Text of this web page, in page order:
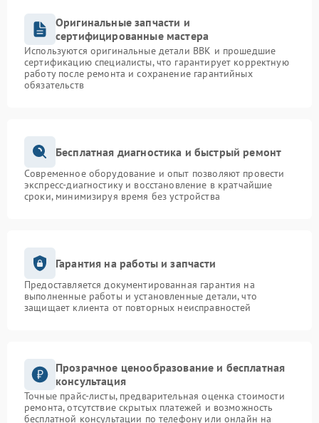
Оригинальные запчасти и
сертифицированные мастера
Используются оригинальные детали BBK и прошедшие
сертификацию специалисты, что гарантирует корректную
работу после ремонта и сохранение гарантийных
обязательств
Бесплатная диагностика и быстрый ремонт
Современное оборудование и опыт позволяют провести
экспресс-диагностику и восстановление в кратчайшие
сроки, минимизируя время без устройства
Гарантия на работы и запчасти
Предоставляется документированная гарантия на
выполненные работы и установленные детали, что
защищает клиента от повторных неисправностей
Прозрачное ценообразование и бесплатная
консультация
Точные прайс-листы, предварительная оценка стоимости
ремонта, отсутствие скрытых платежей и возможность
бесплатной консультации по телефону или онлайн на